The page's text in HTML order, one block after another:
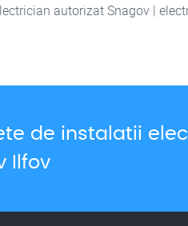
autorizat Snagov |
de instalatii
Ilfov